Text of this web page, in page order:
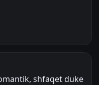
shfaqet duke